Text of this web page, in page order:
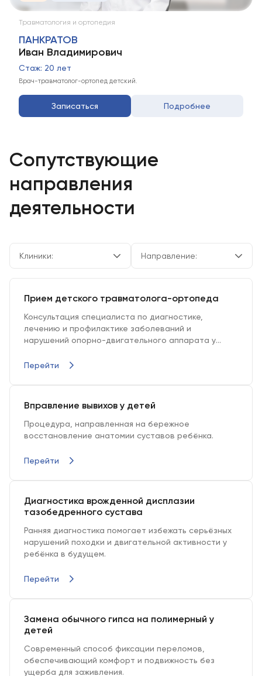
Травматология и ортопедия
ПАНКРАТОВ
Иван Владимирович
Стаж: 20 лет
Врач-травматолог-ортопед детский.
Записаться Подробнее
Сопутствующие
направления
деятельности
Клиники: Направление:
Прием детского травматолога-ортопеда
Консультация специалиста по диагностике,
лечению и профилактике заболеваний и
нарушений опорно-двигательного аппарата у
Перейти
Вправление вывихов у детей
Процедура, направленная на бережное
восстановление анатомии суставов ребёнка.
Перейти
Диагностика врожденной дисплазии
тазобедренного сустава
Ранняя диагностика помогает избежать серьёзных
нарушений походки и двигательной активности у
ребёнка в будущем.
Перейти
Замена обычного гипса на полимерный у
детей
Современный способ фиксации переломов,
обеспечивающий комфорт и подвижность без
ущерба для заживления.